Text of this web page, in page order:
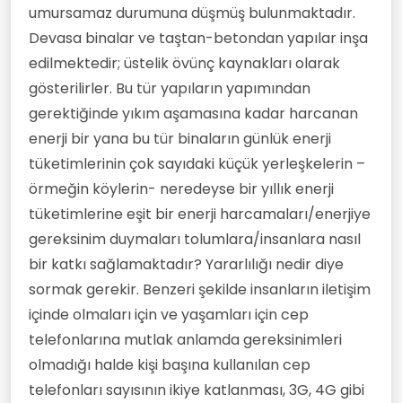
umursamaz durumuna düşmüş bulunmaktadır.
Devasa binalar ve taştan-betondan yapılar inşa
edilmektedir; üstelik övünç kaynakları olarak
gösterilirler. Bu tür yapıların yapımından
gerektiğinde yıkım aşamasına kadar harcanan
enerji bir yana bu tür binaların günlük enerji
tüketimlerinin çok sayıdaki küçük yerleşkelerin –
örmeğin köylerin- neredeyse bir yıllık enerji
tüketimlerine eşit bir enerji harcamaları/enerjiye
gereksinim duymaları tolumlara/insanlara nasıl
bir katkı sağlamaktadır? Yararlılığı nedir diye
sormak gerekir. Benzeri şekilde insanların iletişim
içinde olmaları için ve yaşamları için cep
telefonlarına mutlak anlamda gereksinimleri
olmadığı halde kişi başına kullanılan cep
telefonları sayısının ikiye katlanması, 3G, 4G gibi